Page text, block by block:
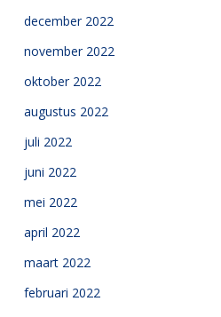
december 2022
november 2022
oktober 2022
augustus 2022
juli 2022
juni 2022
mei 2022
april 2022
maart 2022
februari 2022